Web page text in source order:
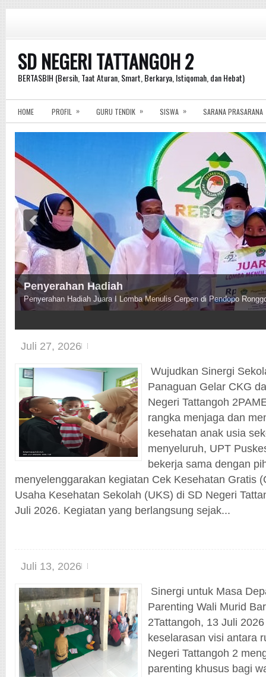
SD NEGERI TATTANGOH 2
BERTASBIH (Bersih, Taat Aturan, Smart, Berkarya, Istiqomah, dan Hebat)
HOME PROFIL » GURU TENDIK » SISWA » SARANA PRASARANA
Penyerahan Hadiah
Penyerahan Hadiah Juara I Lomba Menulis Cerpen di Pendopo
Juli 27, 2026
Wujudkan Sinergi
Panaguan Gelar CKG
Negeri Tattangoh
rangka menjaga dan
kesehatan anak usia
menyeluruh, UPT
bekerja sama dengan
menyelenggarakan kegiatan Cek Kesehatan Gratis
Usaha Kesehatan Sekolah (UKS) di SD Negeri
Juli 2026. Kegiatan yang berlangsung sejak...
Juli 13, 2026
Sinergi untuk Masa
Parenting Wali Murid
2Tattangoh, 13 Juli
keselarasan visi antara
Negeri Tattangoh 2
parenting khusus bagi